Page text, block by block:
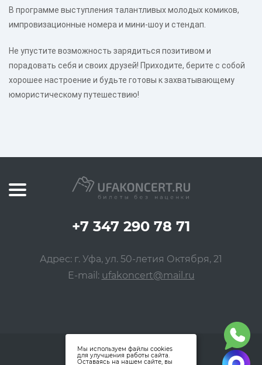
В программе выступления талантливых молодых комиков,
импровизационные номера и мини-шоу и стендап.
Не упустите возможность зарядиться позитивом и
порадовать себя и своих друзей! Приходите, берите с собой
хорошее настроение и будьте готовы к захватывающему
юмористическому путешествию!
+7 347 290 78 71
Адрес: г. Уфа, ул. 50-летия Октября, 21
E-mail: ufakoncert@mail.ru
Мы используем файлы cookies
для улучшения работы сайта.
Оставаясь на нашем сайте, вы